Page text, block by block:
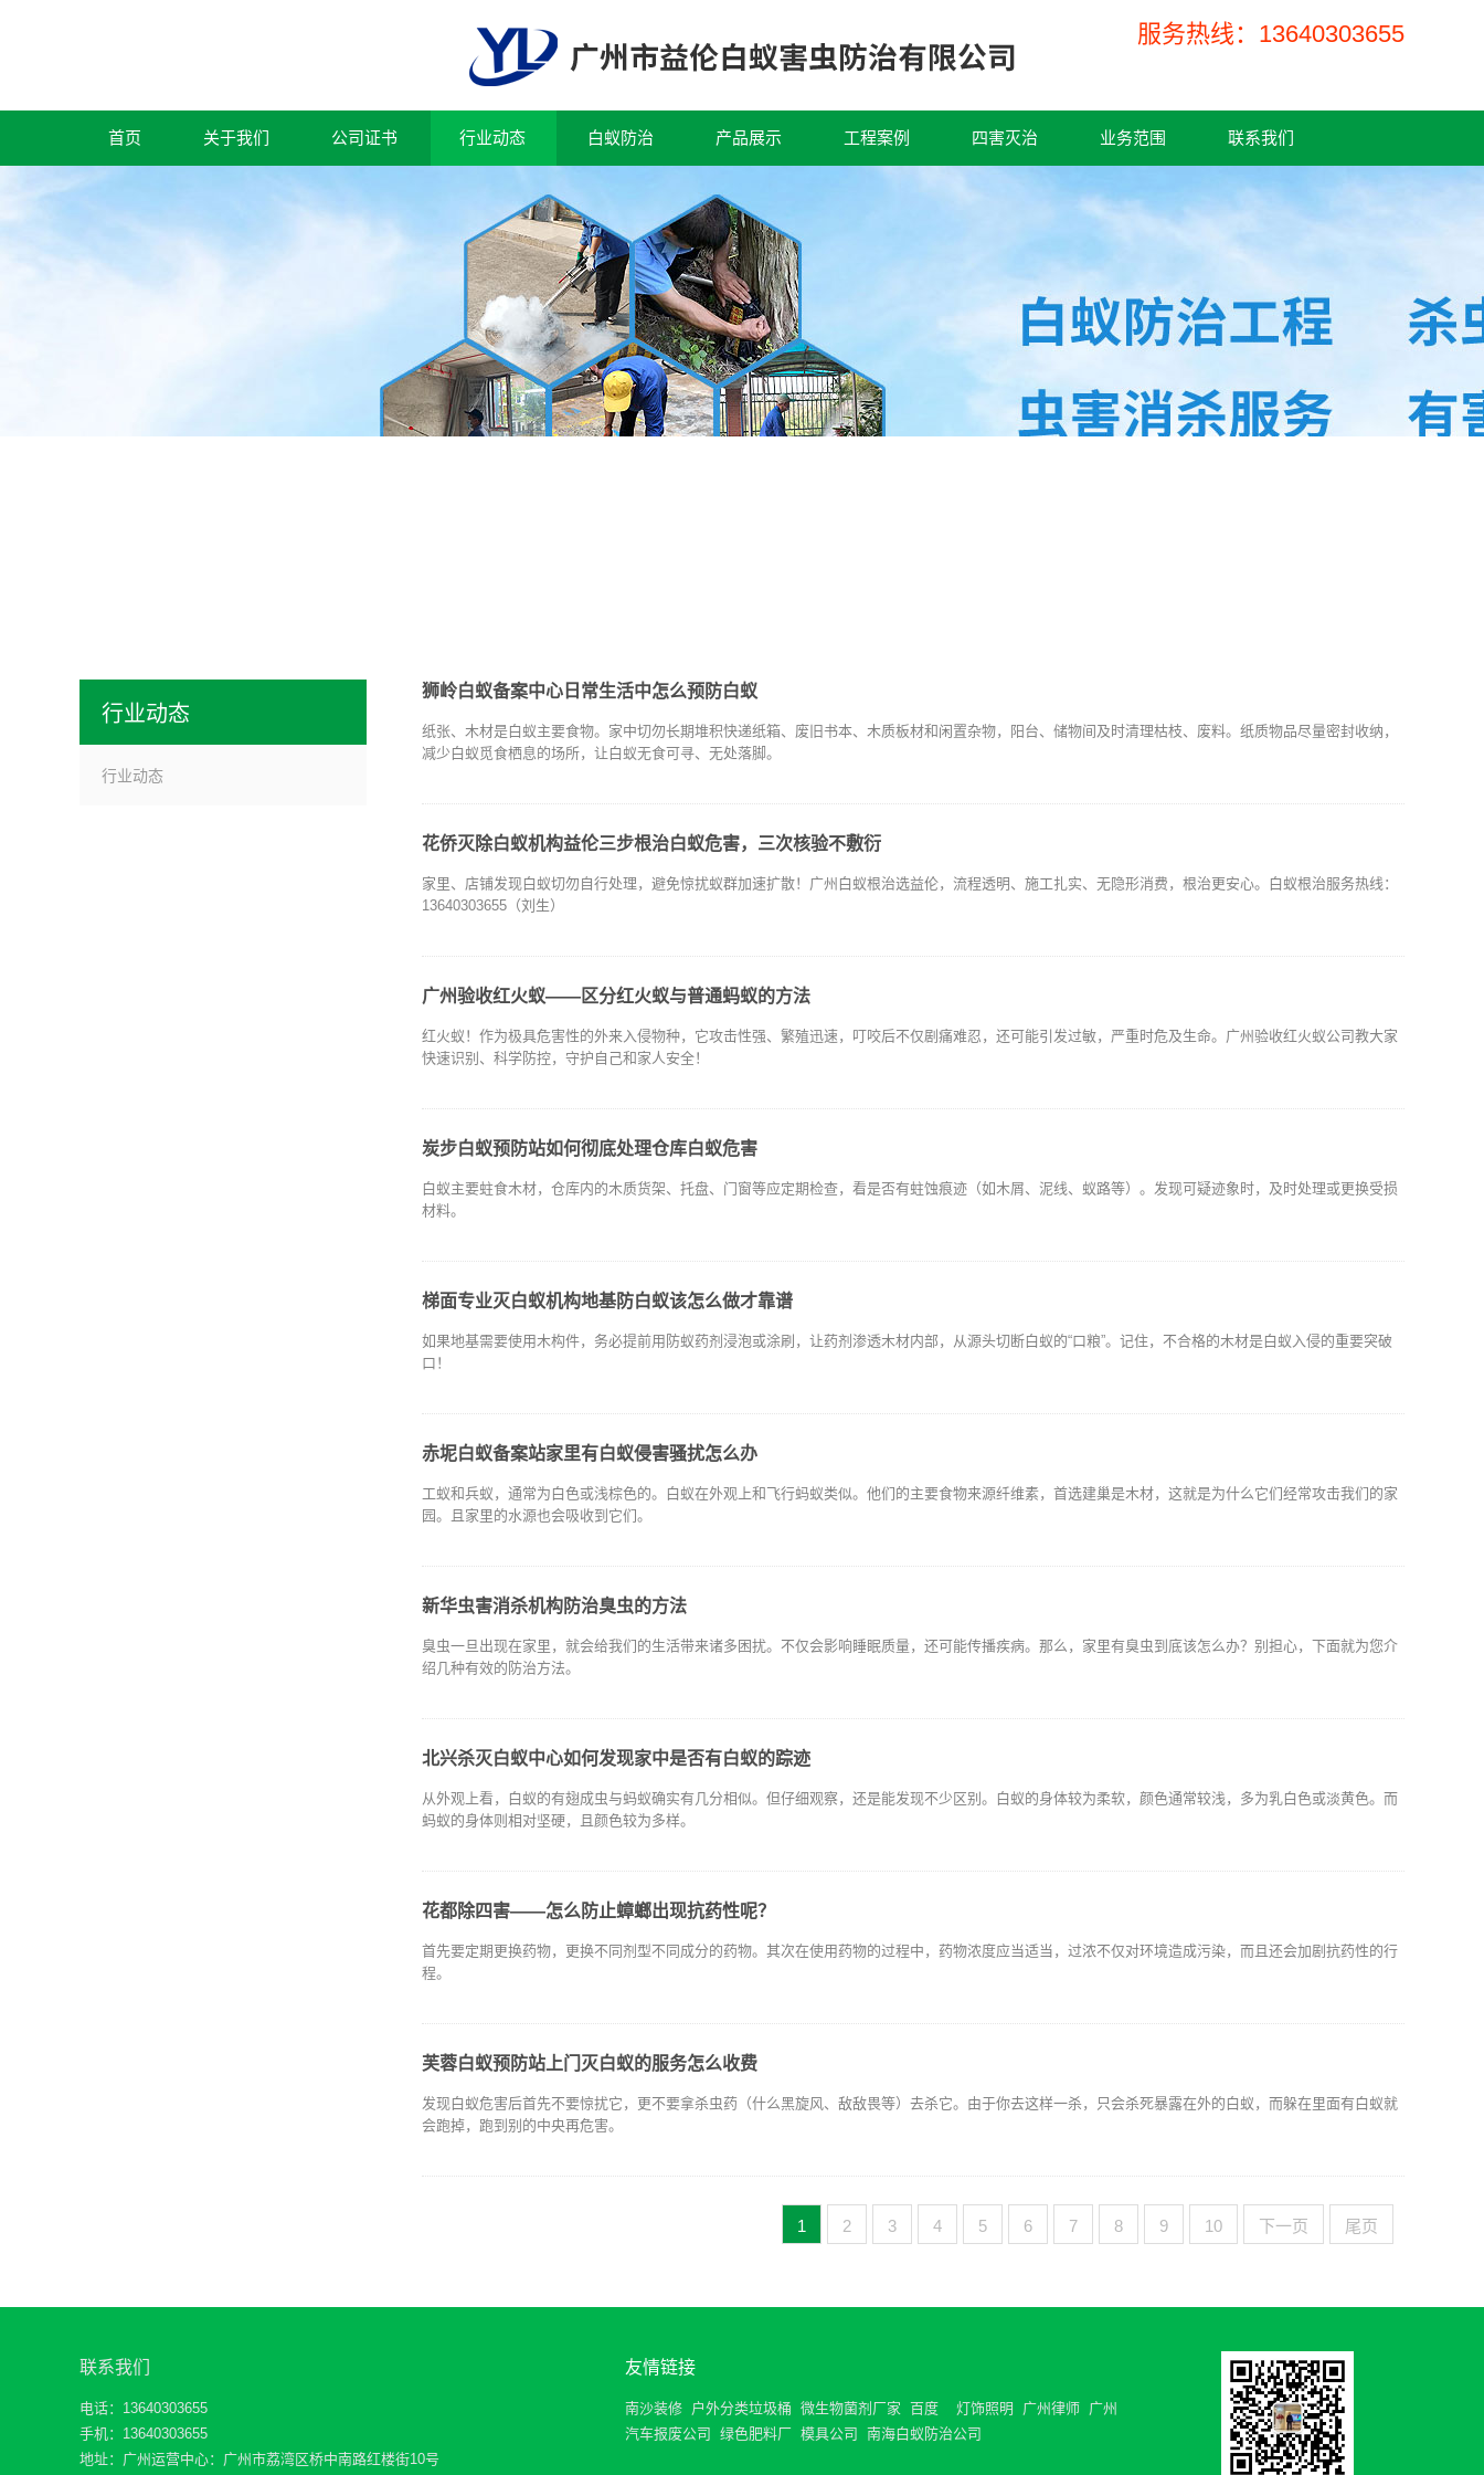
服务热线：13640303655
首页 关于我们 公司证书 行业动态 白蚁防治 产品展示 工程案例 四害灭治 业务范围 联系我们
狮岭白蚁备案中心日常生活中怎么预防白蚁
纸张、木材是白蚁主要食物。家中切勿长期堆积快递纸箱、废旧书本、木质板材和闲置杂物，阳台、储物间及时清理枯枝、废料。纸质物品尽量密封收纳，
减少白蚁觅食栖息的场所，让白蚁无食可寻、无处落脚。
花侨灭除白蚁机构益伦三步根治白蚁危害，三次核验不敷衍
家里、店铺发现白蚁切勿自行处理，避免惊扰蚁群加速扩散！广州白蚁根治选益伦，流程透明、施工扎实、无隐形消费，根治更安心。白蚁根治服务热线：
13640303655（刘生）
广州验收红火蚁——区分红火蚁与普通蚂蚁的方法
红火蚁！作为极具危害性的外来入侵物种，它攻击性强、繁殖迅速，叮咬后不仅剧痛难忍，还可能引发过敏，严重时危及生命。广州验收红火蚁公司教大家
快速识别、科学防控，守护自己和家人安全！
炭步白蚁预防站如何彻底处理仓库白蚁危害
白蚁主要蛀食木材，仓库内的木质货架、托盘、门窗等应定期检查，看是否有蛀蚀痕迹（如木屑、泥线、蚁路等）。发现可疑迹象时，及时处理或更换受损
材料。
梯面专业灭白蚁机构地基防白蚁该怎么做才靠谱
如果地基需要使用木构件，务必提前用防蚁药剂浸泡或涂刷，让药剂渗透木材内部，从源头切断白蚁的“口粮”。记住，不合格的木材是白蚁入侵的重要突破
口！
赤坭白蚁备案站家里有白蚁侵害骚扰怎么办
工蚁和兵蚁，通常为白色或浅棕色的。白蚁在外观上和飞行蚂蚁类似。他们的主要食物来源纤维素，首选建巢是木材，这就是为什么它们经常攻击我们的家
园。且家里的水源也会吸收到它们。
新华虫害消杀机构防治臭虫的方法
臭虫一旦出现在家里，就会给我们的生活带来诸多困扰。不仅会影响睡眠质量，还可能传播疾病。那么，家里有臭虫到底该怎么办？别担心，下面就为您介
绍几种有效的防治方法。
北兴杀灭白蚁中心如何发现家中是否有白蚁的踪迹
从外观上看，白蚁的有翅成虫与蚂蚁确实有几分相似。但仔细观察，还是能发现不少区别。白蚁的身体较为柔软，颜色通常较浅，多为乳白色或淡黄色。而
蚂蚁的身体则相对坚硬，且颜色较为多样。
花都除四害——怎么防止蟑螂出现抗药性呢？
首先要定期更换药物，更换不同剂型不同成分的药物。其次在使用药物的过程中，药物浓度应当适当，过浓不仅对环境造成污染，而且还会加剧抗药性的行
程。
芙蓉白蚁预防站上门灭白蚁的服务怎么收费
发现白蚁危害后首先不要惊扰它，更不要拿杀虫药（什么黑旋风、敌敌畏等）去杀它。由于你去这样一杀，只会杀死暴露在外的白蚁，而躲在里面有白蚁就
会跑掉，跑到别的中央再危害。
1 2 3 4 5 6 7 8 9 10 下一页 尾页
行业动态
行业动态
联系我们
电话：13640303655
手机：13640303655
地址：广州运营中心：广州市荔湾区桥中南路红楼街10号
友情链接
南沙装修 户外分类垃圾桶 微生物菌剂厂家 百度 灯饰照明 广州律师 广州
汽车报废公司
绿色肥料厂 模具公司 南海白蚁防治公司